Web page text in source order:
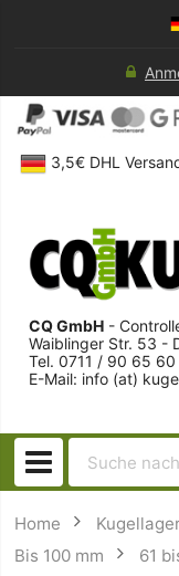
3,5€ DHL
CQ GmbH -
Waiblinger Str. 53 -
Tel. 0711 / 90 65
E-Mail: info (at)
Home
Bis 100 mm
61